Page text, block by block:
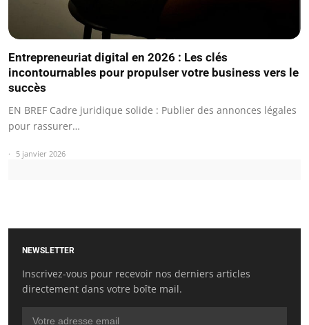
Entrepreneuriat digital en 2026 : Les clés
incontournables pour propulser votre business vers le
succès
EN BREF Cadre juridique solide : Publier des annonces légales
pour rassurer…
5 janvier 2026
NEWSLETTER
Inscrivez-vous pour recevoir nos derniers articles
directement dans votre boîte mail.